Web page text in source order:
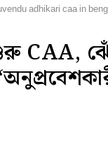
adhikari caa in
CAA,